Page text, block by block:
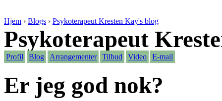
Hjem › Blogs › Psykoterapeut Kresten Kay's blog
Psykoterapeut
Profil Blog Arrangementer Tilbud Video E-mail
Er jeg god nok?